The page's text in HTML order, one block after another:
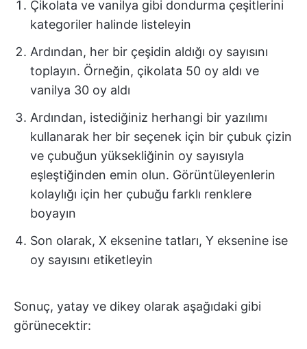
Çikolata ve vanilya gibi dondurma çeşitlerini
kategoriler halinde listeleyin
Ardından, her bir çeşidin aldığı oy sayısını
toplayın. Örneğin, çikolata 50 oy aldı ve
vanilya 30 oy aldı
Ardından, istediğiniz herhangi bir yazılımı
kullanarak her bir seçenek için bir çubuk çizin
ve çubuğun yüksekliğinin oy sayısıyla
eşleştiğinden emin olun. Görüntüleyenlerin
kolaylığı için her çubuğu farklı renklere
boyayın
Son olarak, X eksenine tatları, Y eksenine ise
oy sayısını etiketleyin
Sonuç, yatay ve dikey olarak aşağıdaki gibi
görünecektir: